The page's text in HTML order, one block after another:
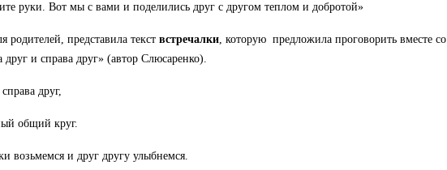
руки. Вот мы с вами и поделились друг с другом теплом и добротой»
родителей, представила текст встречалки, которую предложила проговорить вместе со
и справа друг» (автор Слюсаренко).
друг,
общий круг.
возьмемся и друг другу улыбнемся.